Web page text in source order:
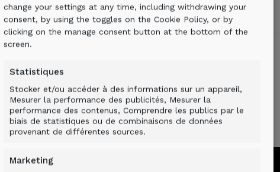
change your settings at any time, including withdrawing your
consent, by using the toggles on the Cookie Policy, or by
clicking on the manage consent button at the bottom of the
screen.
Statistiques
Stocker et/ou accéder à des informations sur un appareil,
Mesurer la performance des publicités, Mesurer la
performance des contenus, Comprendre les publics par le
biais de statistiques ou de combinaisons de données
provenant de différentes sources.
Marketing